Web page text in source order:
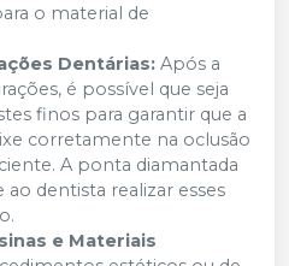
o material de
Dentárias: Após a
é possível que seja
finos para garantir que a
corretamente na oclusão
A ponta diamantada
dentista realizar esses
e Materiais